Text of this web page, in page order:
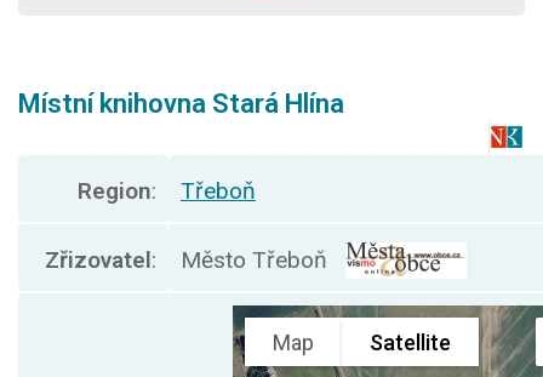
Místní knihovna Stará Hlína
Region: Třeboň
Zřizovatel: Město Třeboň